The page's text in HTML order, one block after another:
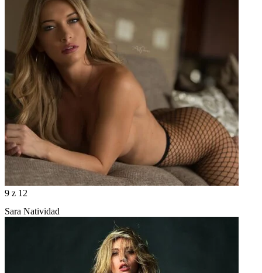
9 z 12
Sara Natividad